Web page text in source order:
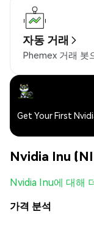
자동 거래
Phemex 거래 봇
Get Your First
Nvidia Inu
Nvidia Inu에 대해
가격 분석